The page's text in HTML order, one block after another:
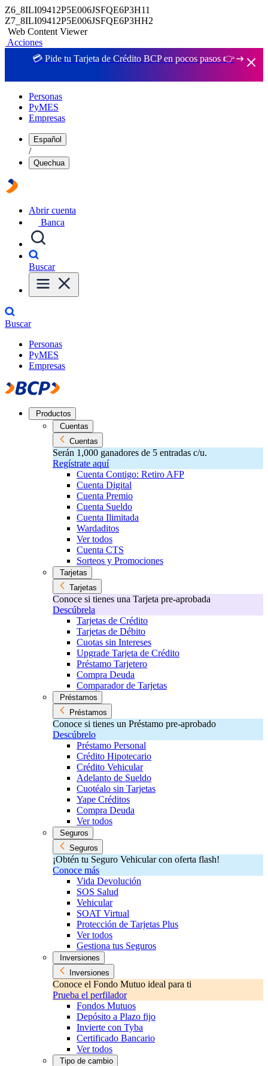
Z6_8ILI09412P5E006JSFQE6P3H11
Z7_8ILI09412P5E006JSFQE6P3HH2
Web Content Viewer
Acciones
💳 Pide tu Tarjeta de Crédito BCP en pocos pasos 👉
Personas
PyMES
Empresas
Español
/
Quechua
Abrir cuenta
Banca
Buscar
Buscar
Personas
PyMES
Empresas
Productos
Cuentas
Cuentas
Serán 1,000 ganadores de 5 entradas c/u.
Regístrate aquí
Cuenta Contigo: Retiro AFP
Cuenta Digital
Cuenta Premio
Cuenta Sueldo
Cuenta Ilimitada
Wardaditos
Ver todos
Cuenta CTS
Sorteos y Promociones
Tarjetas
Tarjetas
Conoce si tienes una Tarjeta pre-aprobada
Descúbrela
Tarjetas de Crédito
Tarjetas de Débito
Cuotas sin Intereses
Upgrade Tarjeta de Crédito
Préstamo Tarjetero
Compra Deuda
Comparador de Tarjetas
Préstamos
Préstamos
Conoce si tienes un Préstamo pre-aprobado
Descúbrelo
Préstamo Personal
Crédito Hipotecario
Crédito Vehicular
Adelanto de Sueldo
Cuotéalo sin Tarjetas
Yape Créditos
Compra Deuda
Ver todos
Seguros
Seguros
¡Obtén tu Seguro Vehicular con oferta flash!
Conoce más
Vida Devolución
SOS Salud
Vehicular
SOAT Virtual
Protección de Tarjetas Plus
Ver todos
Gestiona tus Seguros
Inversiones
Inversiones
Conoce el Fondo Mutuo ideal para ti
Prueba el perfilador
Fondos Mutuos
Depósito a Plazo fijo
Invierte con Tyba
Certificado Bancario
Ver todos
Tipo de cambio